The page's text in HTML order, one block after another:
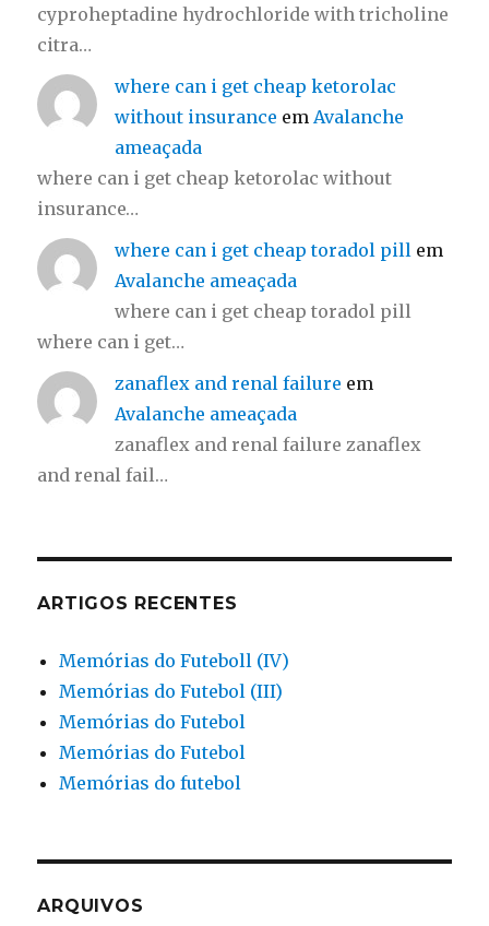
cyproheptadine hydrochloride with tricholine
citra…
where can i get cheap ketorolac
without insurance em Avalanche
ameaçada
where can i get cheap ketorolac without
insurance…
where can i get cheap toradol pill em
Avalanche ameaçada
where can i get cheap toradol pill
where can i get…
zanaflex and renal failure em
Avalanche ameaçada
zanaflex and renal failure zanaflex
and renal fail…
ARTIGOS RECENTES
Memórias do Futeboll (IV)
Memórias do Futebol (III)
Memórias do Futebol
Memórias do Futebol
Memórias do futebol
ARQUIVOS